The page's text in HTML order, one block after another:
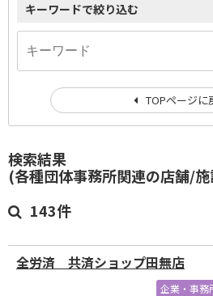
検索結果
(各種団体事務所関連の店舗/施
143件
全労済 共済ショップ田無店
企業・事務
キーワードで絞り込む
TOPページに